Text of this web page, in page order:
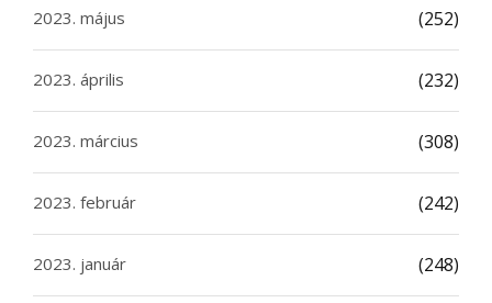
2023. május (252)
2023. április (232)
2023. március (308)
2023. február (242)
2023. január (248)